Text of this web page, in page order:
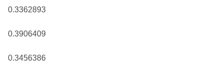
0.3362893
0.3906409
0.3456386